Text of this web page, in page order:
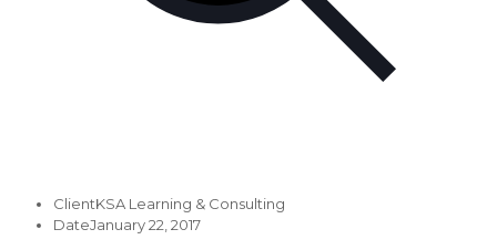
ClientKSA Learning & Consulting
DateJanuary 22, 2017